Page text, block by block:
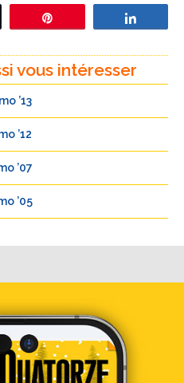
vous intéresser
’13
’12
’07
’05